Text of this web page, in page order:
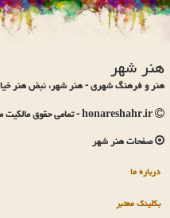
هنر شهر
هنر و فرهنگ شهری - هنر شهر، نبض هنر
صفحات هنر شهر
درباره ما
بکلینک معتبر